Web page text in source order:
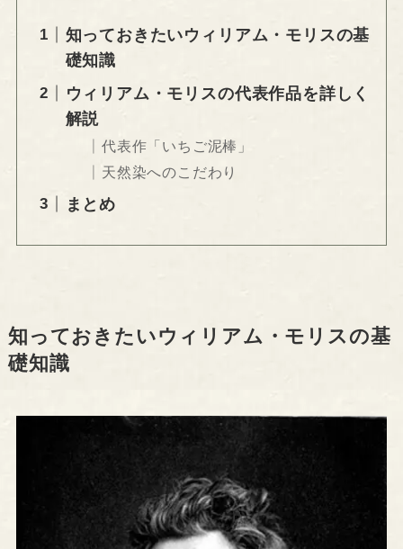
知っておきたいウィリアム・モリスの基
礎知識
ウィリアム・モリスの代表作品を詳しく
解説
代表作「いちご泥棒」
天然染へのこだわり
まとめ
知っておきたいウィリアム・モリスの基
礎知識